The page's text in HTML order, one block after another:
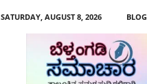
SATURDAY, AUGUST 8, 2026 BLOG